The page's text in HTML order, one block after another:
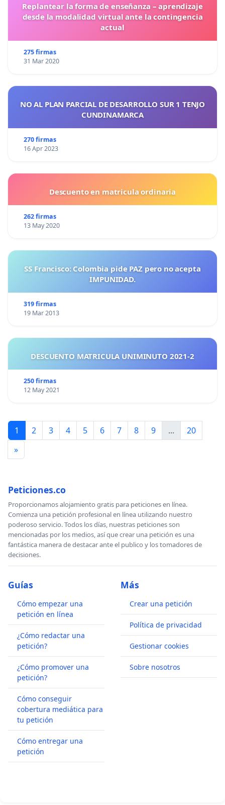
Replantear la forma de enseñanza – aprendizaje
desde la modalidad virtual ante la contingencia
actual
275 firmas
31 Mar 2020
NO AL PLAN PARCIAL DE DESARROLLO SUR 1 TENJO
CUNDINAMARCA
270 firmas
16 Apr 2023
Descuento en matricula ordinaria
262 firmas
13 May 2020
SS Francisco: Colombia pide PAZ pero no acepta
IMPUNIDAD.
319 firmas
19 Mar 2013
DESCUENTO MATRICULA UNIMINUTO 2021-2
250 firmas
12 May 2021
1 2 3 4 5 6 7 8 9 ...
20
»
Peticiones.co
Proporcionamos alojamiento gratis para peticiones en línea.
Comienza una petición profesional en línea utilizando nuestro
poderoso servicio. Todos los días, nuestras peticiones son
mencionadas por los medios, así que crear una petición es una
fantástica manera de destacar ante el publico y los tomadores de
decisiones.
Guías
Cómo empezar una
petición en línea
¿Cómo redactar una
petición?
¿Cómo promover una
petición?
Cómo conseguir
cobertura mediática para
tu petición
Cómo entregar una
petición
Más
Crear una petición
Política de privacidad
Gestionar cookies
Sobre nosotros